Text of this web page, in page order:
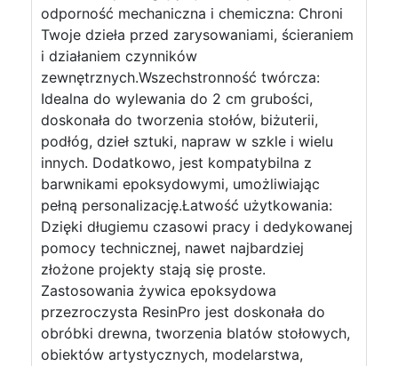
odporność mechaniczna i chemiczna: Chroni
Twoje dzieła przed zarysowaniami, ścieraniem
i działaniem czynników
zewnętrznych.Wszechstronność twórcza:
Idealna do wylewania do 2 cm grubości,
doskonała do tworzenia stołów, biżuterii,
podłóg, dzieł sztuki, napraw w szkle i wielu
innych. Dodatkowo, jest kompatybilna z
barwnikami epoksydowymi, umożliwiając
pełną personalizację.Łatwość użytkowania:
Dzięki długiemu czasowi pracy i dedykowanej
pomocy technicznej, nawet najbardziej
złożone projekty stają się proste.
Zastosowania żywica epoksydowa
przezroczysta ResinPro jest doskonała do
obróbki drewna, tworzenia blatów stołowych,
obiektów artystycznych, modelarstwa,